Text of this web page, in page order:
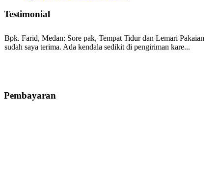
Testimonial
Bpk. Farid, Medan: Sore pak, Tempat Tidur dan Lemari Pakaian
sudah saya terima. Ada kendala sedikit di pengiriman kare...
bale2 dan kursi teras saya sudah saya terima dan p...
Pembayaran